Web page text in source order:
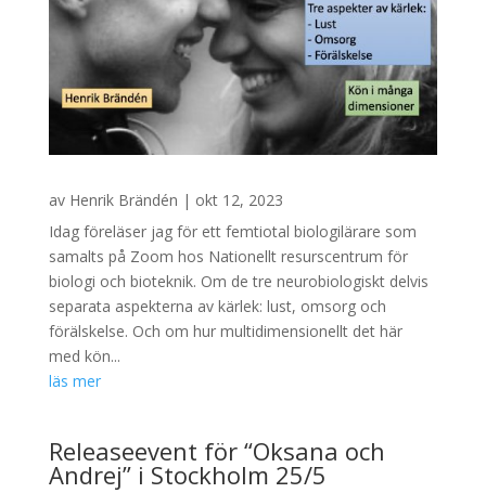
av Henrik Brändén | okt 12, 2023
Idag föreläser jag för ett femtiotal biologilärare som
samalts på Zoom hos Nationellt resurscentrum för
biologi och bioteknik. Om de tre neurobiologiskt delvis
separata aspekterna av kärlek: lust, omsorg och
förälskelse. Och om hur multidimensionellt det här
med kön...
läs mer
Releaseevent för “Oksana och
Andrej” i Stockholm 25/5